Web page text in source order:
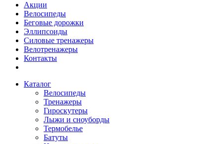
Акции
Велосипеды
Беговые дорожки
Эллипсоиды
Силовые тренажеры
Велотренажеры
Контакты
Каталог
Велосипеды
Тренажеры
Гироскутеры
Лыжи и сноуборды
Термобелье
Батуты